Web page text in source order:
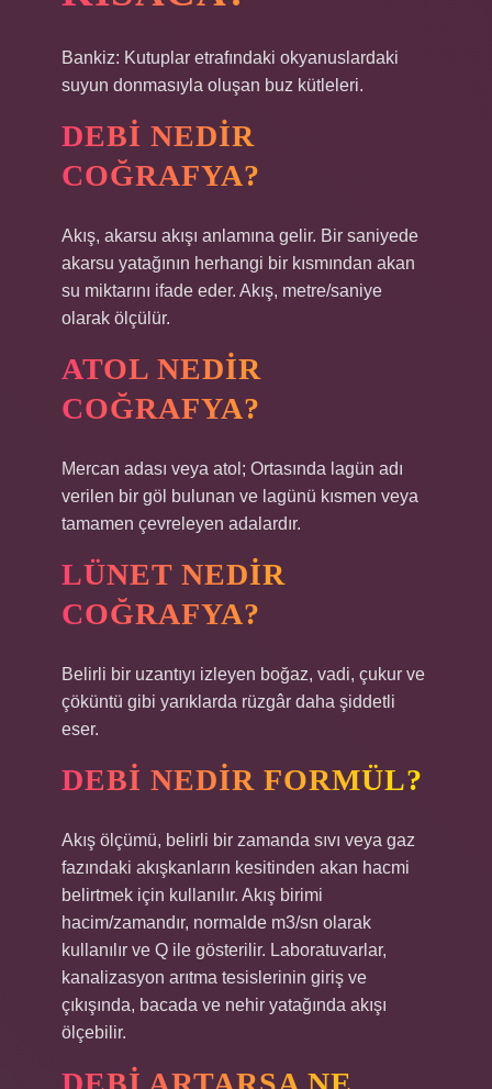
Bankiz: Kutuplar etrafındaki okyanuslardaki
suyun donmasıyla oluşan buz kütleleri.
DEBI NEDIR
COĞRAFYA?
Akış, akarsu akışı anlamına gelir. Bir saniyede
akarsu yatağının herhangi bir kısmından akan
su miktarını ifade eder. Akış, metre/saniye
olarak ölçülür.
ATOL NEDIR
COĞRAFYA?
Mercan adası veya atol; Ortasında lagün adı
verilen bir göl bulunan ve lagünü kısmen veya
tamamen çevreleyen adalardır.
LÜNET NEDIR
COĞRAFYA?
Belirli bir uzantıyı izleyen boğaz, vadi, çukur ve
çöküntü gibi yarıklarda rüzgâr daha şiddetli
eser.
DEBI NEDIR FORMÜL?
Akış ölçümü, belirli bir zamanda sıvı veya gaz
fazındaki akışkanların kesitinden akan hacmi
belirtmek için kullanılır. Akış birimi
hacim/zamandır, normalde m3/sn olarak
kullanılır ve Q ile gösterilir. Laboratuvarlar,
kanalizasyon arıtma tesislerinin giriş ve
çıkışında, bacada ve nehir yatağında akışı
ölçebilir.